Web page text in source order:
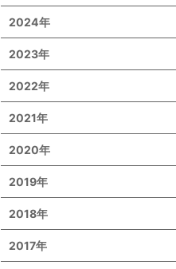
2024年
2023年
2022年
2021年
2020年
2019年
2018年
2017年